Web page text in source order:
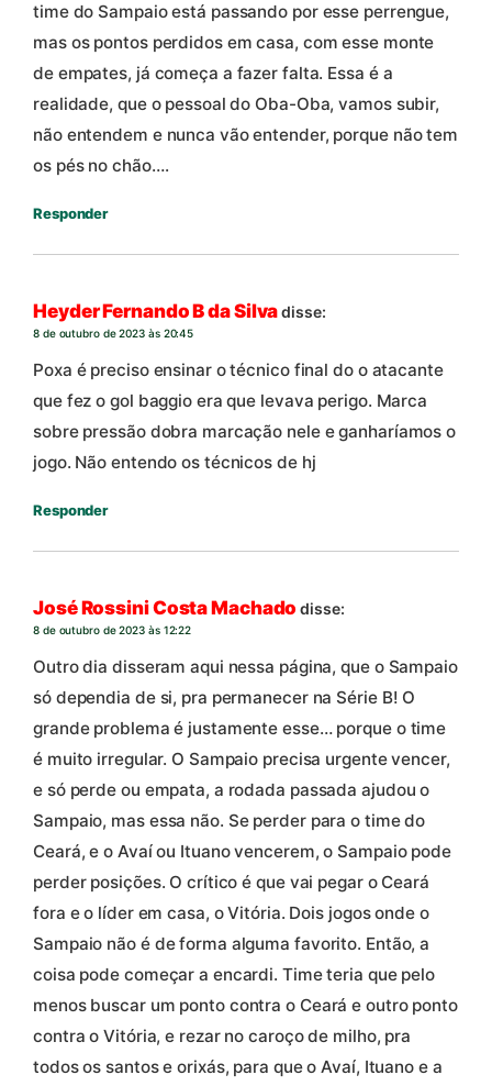
time do Sampaio está passando por esse perrengue,
mas os pontos perdidos em casa, com esse monte
de empates, já começa a fazer falta. Essa é a
realidade, que o pessoal do Oba-Oba, vamos subir,
não entendem e nunca vão entender, porque não tem
os pés no chão….
Responder
Heyder Fernando B da Silvadisse:
8 de outubro de 2023 às 20:45
Poxa é preciso ensinar o técnico final do o atacante
que fez o gol baggio era que levava perigo. Marca
sobre pressão dobra marcação nele e ganharíamos o
jogo. Não entendo os técnicos de hj
Responder
José Rossini Costa Machado disse:
8 de outubro de 2023 às 12:22
Outro dia disseram aqui nessa página, que o Sampaio
só dependia de si, pra permanecer na Série B! O
grande problema é justamente esse… porque o time
é muito irregular. O Sampaio precisa urgente vencer,
e só perde ou empata, a rodada passada ajudou o
Sampaio, mas essa não. Se perder para o time do
Ceará, e o Avaí ou Ituano vencerem, o Sampaio pode
perder posições. O crítico é que vai pegar o Ceará
fora e o líder em casa, o Vitória. Dois jogos onde o
Sampaio não é de forma alguma favorito. Então, a
coisa pode começar a encardi. Time teria que pelo
menos buscar um ponto contra o Ceará e outro ponto
contra o Vitória, e rezar no caroço de milho, pra
todos os santos e orixás, para que o Avaí, Ituano e a